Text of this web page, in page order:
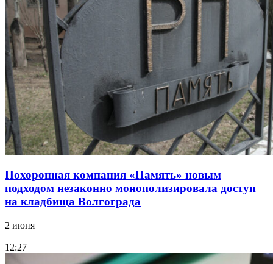
Похоронная компания «Память» новым
подходом незаконно монополизировала доступ
на кладбища Волгограда
2 июня
12:27